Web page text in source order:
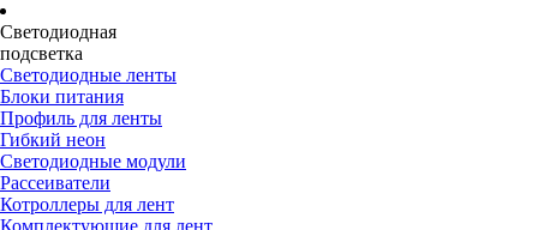
Светодиодная
подсветка
Светодиодные ленты
Блоки питания
Профиль для ленты
Гибкий неон
Светодиодные модули
Рассеиватели
Котроллеры для лент
Комплектующие для лент